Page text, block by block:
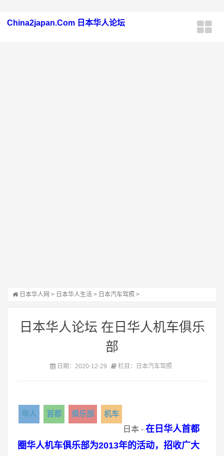
China2japan.Com 日本华人论坛
日本华人网 > 日本华人生活 > 日本汽车驾照 >
日本华人论坛 在日华人机车俱乐
部
日期：2020-12-29 栏目：日本汽车驾照
华人 首都 俱乐部
机车
日本 - 在日华人首都
圈华人机车俱乐部为2013年的活动，招收广大